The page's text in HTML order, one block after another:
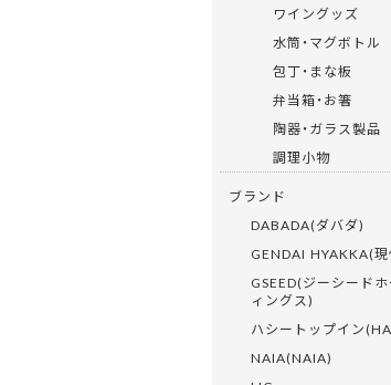
ワイングッズ
水筒・マグボトル
包丁・まな板
弁当箱・お箸
陶器・ガラス製品
調理小物
ブランド
DABADA(ダバダ)
GENDAI HYAKKA(
GSEED(ジーシード
ィングス)
ハシートップイン
NAIA(NAIA)